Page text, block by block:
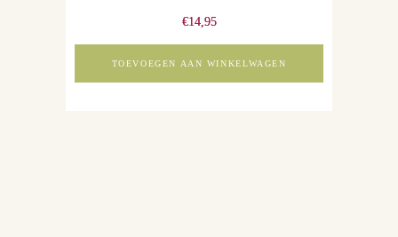
€14,95
TOEVOEGEN AAN WINKELWAGEN